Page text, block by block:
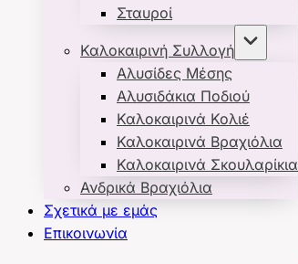
Σταυροί
Καλοκαιρινή Συλλογή
Αλυσίδες Μέσης
Αλυσιδάκια Ποδιού
Καλοκαιρινά Κολιέ
Καλοκαιρινά Βραχιόλια
Καλοκαιρινά Σκουλαρίκια
Ανδρικά Βραχιόλια
Σχετικά με εμάς
Επικοινωνία